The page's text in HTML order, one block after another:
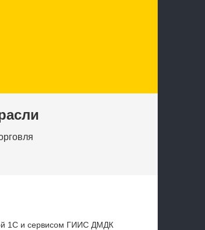
1С и сервисом ГИИС ДМДК